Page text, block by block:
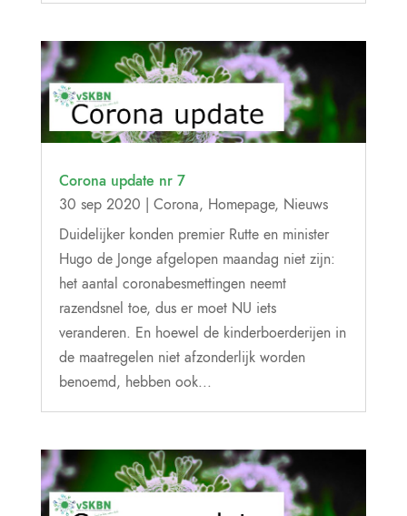
Corona update nr 7
30 sep 2020 | Corona, Homepage, Nieuws
Duidelijker konden premier Rutte en minister
Hugo de Jonge afgelopen maandag niet zijn:
het aantal coronabesmettingen neemt
razendsnel toe, dus er moet NU iets
veranderen. En hoewel de kinderboerderijen in
de maatregelen niet afzonderlijk worden
benoemd, hebben ook...